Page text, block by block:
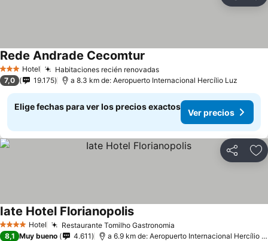
3 Estrellas
Hotel Habitaciones recién renovadasVer precios
Rede Andrade Cecomtur
7,0 19.175 a 8.3 km de: Aeropuerto Internacional Hercílio Luz
Elige fechas para ver los precios exactos
Ver precios
Compartir
4 EstrellasHotel Restaurante Tomilho Gastronomia
Iate Hotel FlorianopolisVer precios
8,1 Muy bueno 4.611 a 6.9 km de: Aeropuerto Internacional Hercílio